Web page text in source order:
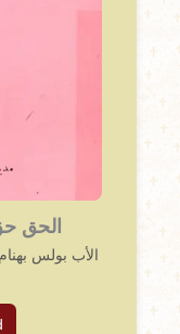
الحق
الأب بولس